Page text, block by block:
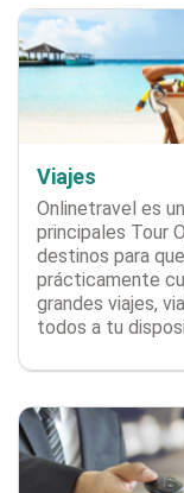
Viajes
Onlinetravel es
principales Tour
destinos para
prácticamente
grandes viajes,
todos a tu